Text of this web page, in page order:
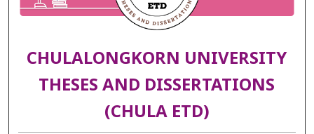
CHULALONGKORN UNIVERSITY
THESES AND DISSERTATIONS
(CHULA ETD)